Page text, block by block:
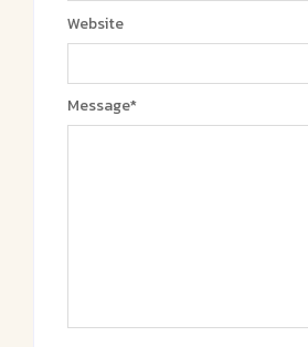
Message*
Website